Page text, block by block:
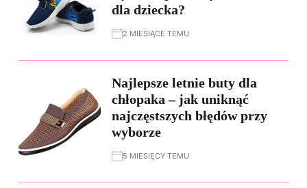
dla dziecka?
2 MIESIĄCE TEMU
Najlepsze letnie buty dla
chłopaka – jak uniknąć
najczęstszych błędów przy
wyborze
5 MIESIĘCY TEMU